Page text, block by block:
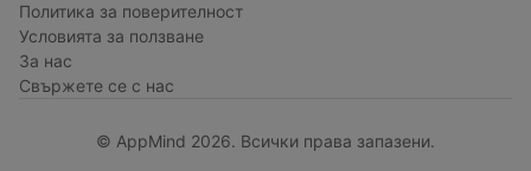
Политика за поверителност
Условията за ползване
За нас
Свържете се с нас
© AppMind 2026. Всички права запазени.